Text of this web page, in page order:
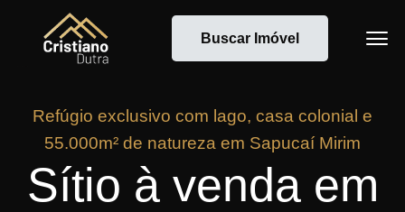
Buscar Imóvel
Refúgio exclusivo com lago, casa colonial e
55.000m² de natureza em Sapucaí Mirim
Sítio à venda em